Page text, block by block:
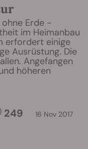
Erde -
im Heimanbau
erfordert einige
Ausrüstung. Die
Angefangen
höheren
249 16 Nov 2017